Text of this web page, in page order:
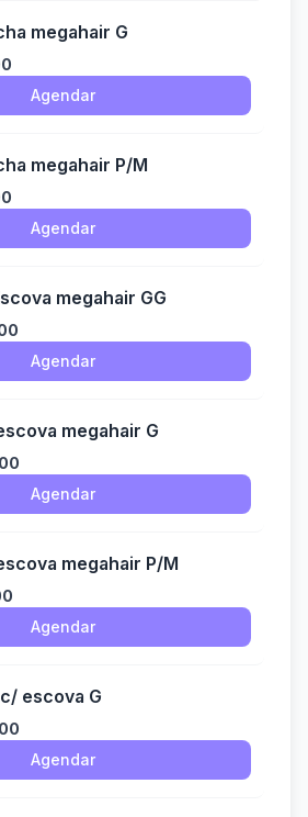
megahair G
Agendar
megahair P/M
Agendar
megahair GG
Agendar
megahair G
Agendar
megahair P/M
Agendar
escova G
Agendar